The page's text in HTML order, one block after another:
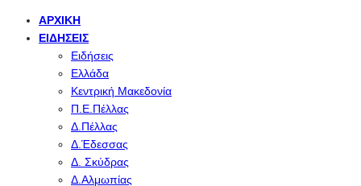
ΑΡΧΙΚΉ
ΕΙΔΉΣΕΙΣ
Ειδήσεις
Ελλάδα
Κεντρική Μακεδονία
Π.Ε.Πέλλας
Δ.Πέλλας
Δ.Έδεσσας
Δ. Σκύδρας
Δ.Αλμωπίας